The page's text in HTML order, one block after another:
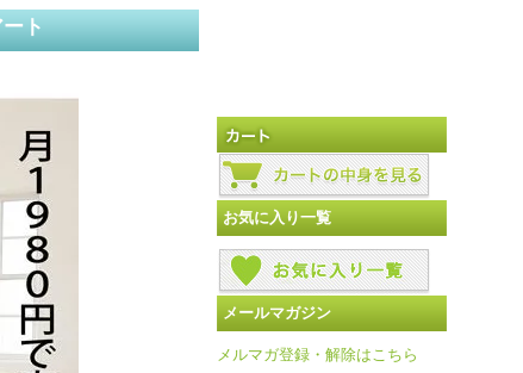
ト
お気に入り一覧
メールマガジン
メルマガ登録・解除はこちら